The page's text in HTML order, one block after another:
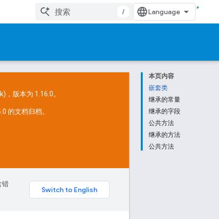
/
本页内容
嵌套类
继承的常量
继承的字段
公共方法
继承的方法
公共方法
)，版本为 1.16.0。
的文档归档。
错